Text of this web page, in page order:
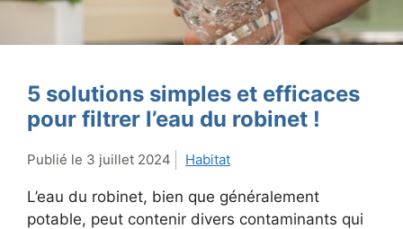
5 solutions simples et efficaces
pour filtrer l’eau du robinet !
3 juillet 2024 Habitat
L’eau du robinet, bien que généralement
potable, peut contenir divers contaminants qui